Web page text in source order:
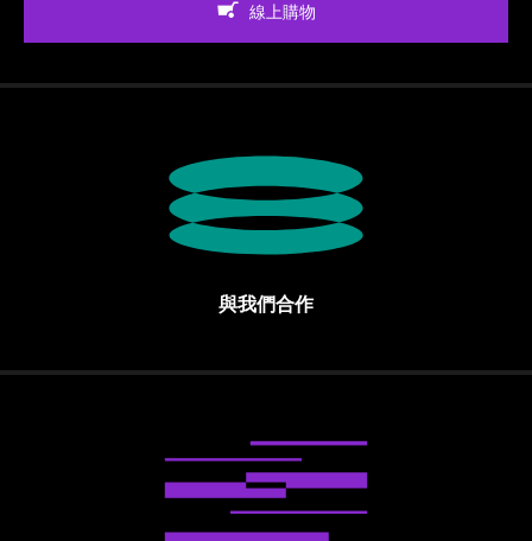
線上購物
與我們合作